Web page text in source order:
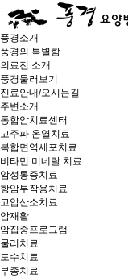
풍경소개
풍경의 특별함
의료진 소개
풍경둘러보기
진료안내/오시는길
주변소개
통합암치료센터
고주파 온열치료
복합면역세포치료
비타민 미네랄 치료
암성통증치료
항암부작용치료
고압산소치료
암재활
암집중프로그램
물리치료
도수치료
부종치료